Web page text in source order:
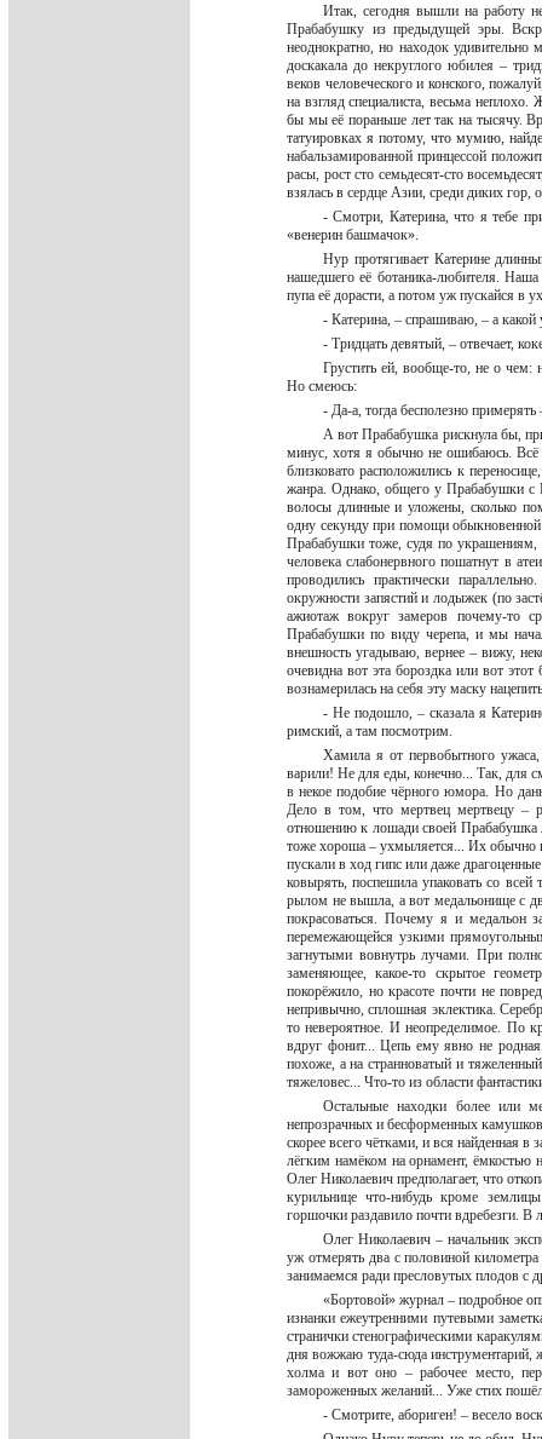
Итак, сегодня вышли на работу
Прабабушку из предыдущей эры.
неоднократно, но находок
доскакала до некруглого юбилея –
веков человеческого и конского,
на взгляд специалиста, весьма
бы мы её пораньше лет так на тысячу.
татуировках я потому, что мумию,
набальзамированной принцессой
расы, рост сто семьдесят-сто
взялась в сердце Азии, среди диких
- Смотри, Катерина, что я тебе
«венерин башмачок».
Нур протягивает Катерине
нашедшего её ботаника-любителя.
пупа её дорасти, а потом уж пускайся в
- Катерина, – спрашиваю, – а
- Тридцать девятый, – отвечает,
Грустить ей, вообще-то, не о
Но смеюсь:
- Да-а, тогда бесполезно
А вот Прабабушка рискнула бы,
минус, хотя я обычно не ошибаюсь. Всё
близковато расположились к
жанра. Однако, общего у Прабабушки с
волосы длинные и уложены, сколько
одну секунду при помощи
Прабабушки тоже, судя по украшениям,
человека слабонервного пошатнут в
проводились практически
окружности запястий и лодыжек (по
ажиотаж вокруг замеров почему-то
Прабабушки по виду черепа, и мы
внешность угадываю, вернее – вижу,
очевидна вот эта бороздка или вот
вознамерилась на себя эту маску
- Не подошло, – сказала я
римский, а там посмотрим.
Хамила я от первобытного
варили! Не для еды, конечно... Так, для
в некое подобие чёрного юмора. Но
Дело в том, что мертвец мертвецу –
отношению к лошади своей Прабабушка
тоже хороша – ухмыляется... Их обычно
пускали в ход гипс или даже
ковырять, поспешила упаковать со всей
рылом не вышла, а вот медальонище с
покрасоваться. Почему я и медальон
перемежающейся узкими
загнутыми вовнутрь лучами. При
заменяющее, какое-то скрытое
покорёжило, но красоте почти не
непривычно, сплошная эклектика.
то невероятное. И неопределимое. По
вдруг фонит... Цепь ему явно не
похоже, а на странноватый и
тяжеловес... Что-то из области
Остальные находки более или
непрозрачных и бесформенных
скорее всего чётками, и вся найденная
лёгким намёком на орнамент, ёмкостью
Олег Николаевич предполагает, что
курильнице что-нибудь кроме
горшочки раздавило почти вдребезги.
Олег Николаевич – начальник
уж отмерять два с половиной
занимаемся ради пресловутых плодов с
«Бортовой» журнал – подробное
изнанки ежеутренними путевыми
странички стенографическими
дня вожжаю туда-сюда инструментарий,
холма и вот оно – рабочее место,
замороженных желаний... Уже стих
- Смотрите, абориген! – весело